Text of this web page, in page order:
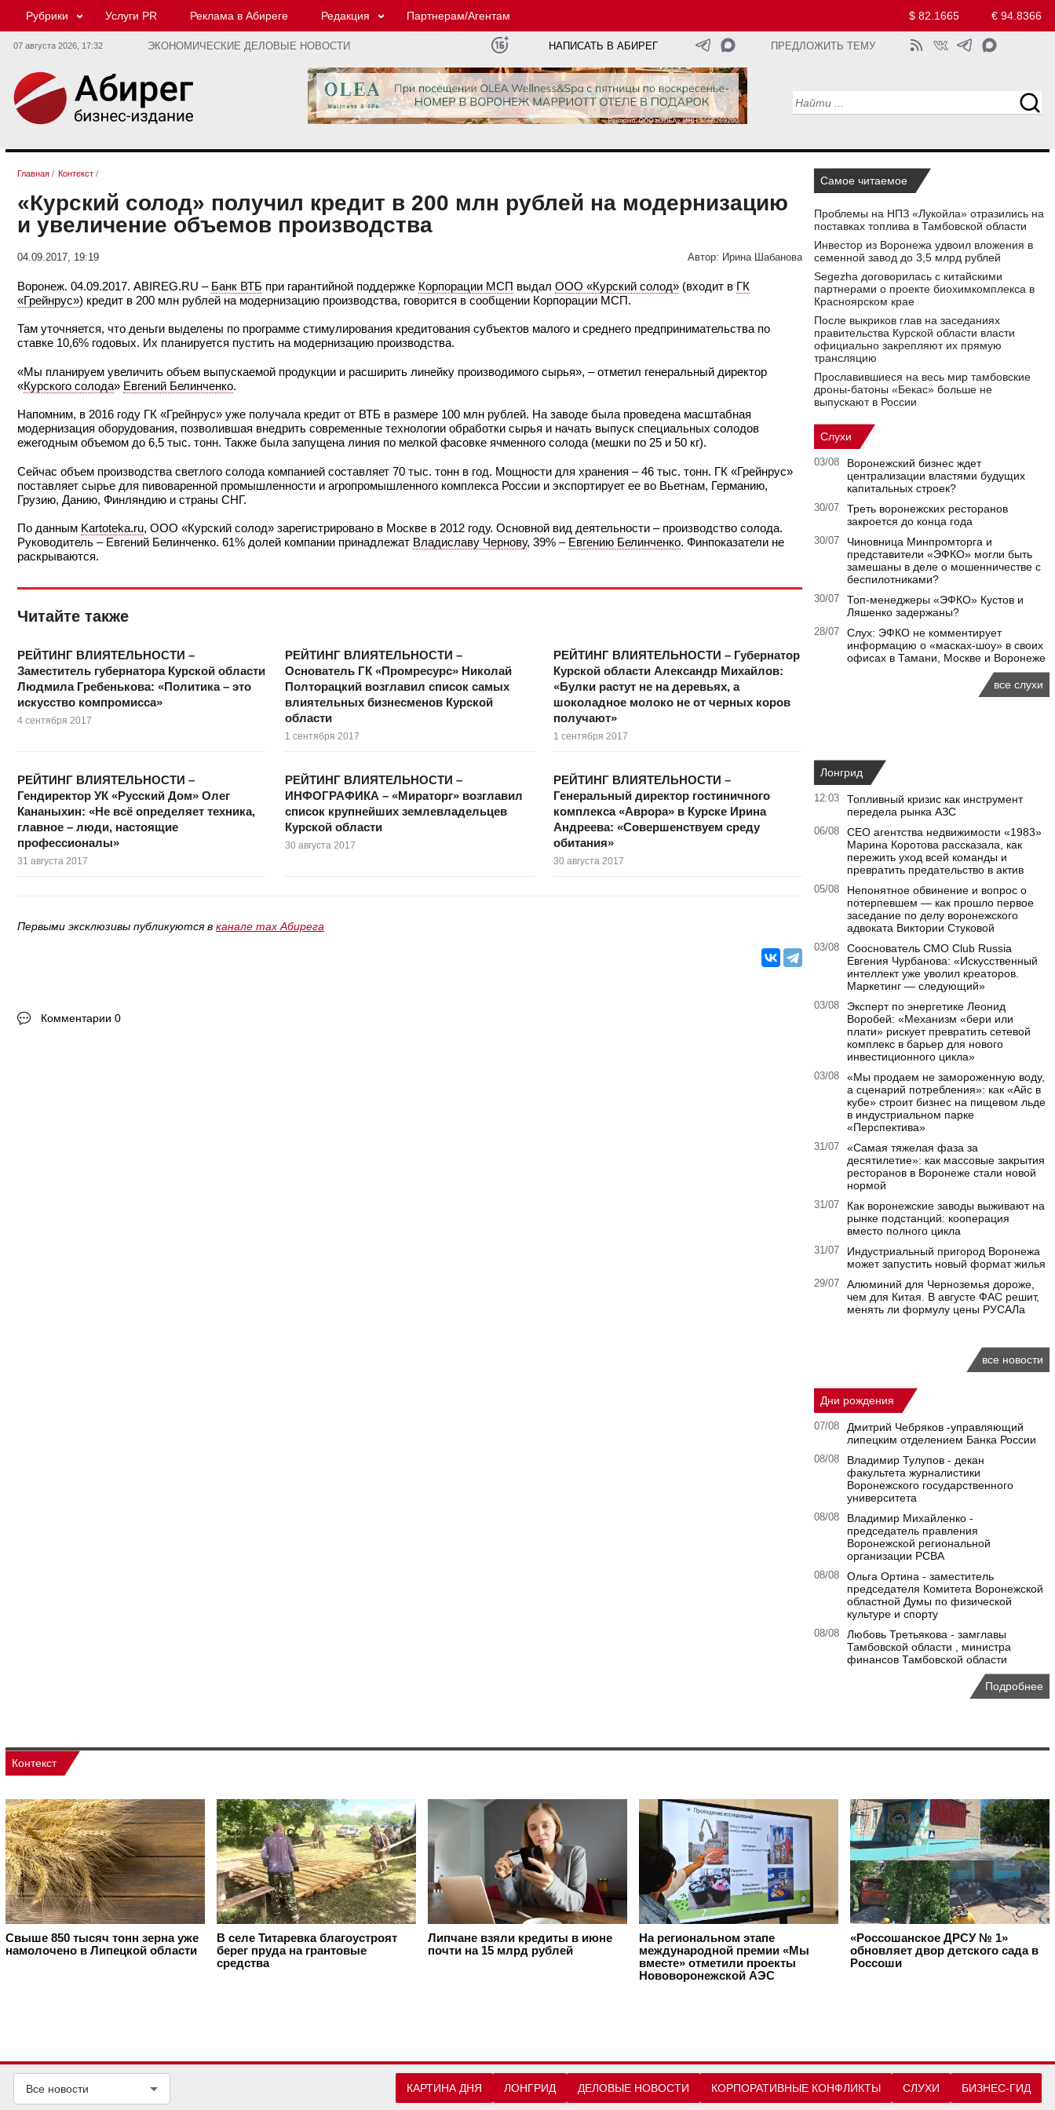
Рубрики Услуги PR Реклама в Абиреге Редакция Партнерам/Агентам $ 82.1665 € 94.8366
07 августа 2026, 17:32 ЭКОНОМИЧЕСКИЕ ДЕЛОВЫЕ НОВОСТИ НАПИСАТЬ В АБИРЕГ ПРЕДЛОЖИТЬ ТЕМУ
Главная / Контекст /
«Курский солод» получил кредит в 200 млн рублей на модернизацию
и увеличение объемов производства
04.09.2017, 19:19 Автор: Ирина Шабанова
Воронеж. 04.09.2017. ABIREG.RU – Банк ВТБ при гарантийной поддержке Корпорации МСП выдал ООО «Курский солод» (входит в ГК
«Грейнрус») кредит в 200 млн рублей на модернизацию производства, говорится в сообщении Корпорации МСП.
Там уточняется, что деньги выделены по программе стимулирования кредитования субъектов малого и среднего предпринимательства по
ставке 10,6% годовых. Их планируется пустить на модернизацию производства.
«Мы планируем увеличить объем выпускаемой продукции и расширить линейку производимого сырья», – отметил генеральный директор
«Курского солода» Евгений Белинченко.
Напомним, в 2016 году ГК «Грейнрус» уже получала кредит от ВТБ в размере 100 млн рублей. На заводе была проведена масштабная
модернизация оборудования, позволившая внедрить современные технологии обработки сырья и начать выпуск специальных солодов
ежегодным объемом до 6,5 тыс. тонн. Также была запущена линия по мелкой фасовке ячменного солода (мешки по 25 и 50 кг).
Сейчас объем производства светлого солода компанией составляет 70 тыс. тонн в год. Мощности для хранения – 46 тыс. тонн. ГК «Грейнрус»
поставляет сырье для пивоваренной промышленности и агропромышленного комплекса России и экспортирует ее во Вьетнам, Германию,
Грузию, Данию, Финляндию и страны СНГ.
По данным Kartoteka.ru, ООО «Курский солод» зарегистрировано в Москве в 2012 году. Основной вид деятельности – производство солода.
Руководитель – Евгений Белинченко. 61% долей компании принадлежат Владиславу Чернову, 39% – Евгению Белинченко. Финпоказатели не
раскрываются.
Читайте также
РЕЙТИНГ ВЛИЯТЕЛЬНОСТИ –
Заместитель губернатора Курской области
Людмила Гребенькова: «Политика – это
искусство компромисса»
4 сентября 2017
РЕЙТИНГ ВЛИЯТЕЛЬНОСТИ –
Основатель ГК «Промресурс» Николай
Полторацкий возглавил список самых
влиятельных бизнесменов Курской
области
1 сентября 2017
РЕЙТИНГ ВЛИЯТЕЛЬНОСТИ – Губернатор
Курской области Александр Михайлов:
«Булки растут не на деревьях, а
шоколадное молоко не от черных коров
получают»
1 сентября 2017
РЕЙТИНГ ВЛИЯТЕЛЬНОСТИ –
Гендиректор УК «Русский Дом» Олег
Кананыхин: «Не всё определяет техника,
главное – люди, настоящие
профессионалы»
31 августа 2017
РЕЙТИНГ ВЛИЯТЕЛЬНОСТИ –
ИНФОГРАФИКА – «Мираторг» возглавил
список крупнейших землевладельцев
Курской области
30 августа 2017
РЕЙТИНГ ВЛИЯТЕЛЬНОСТИ –
Генеральный директор гостиничного
комплекса «Аврора» в Курске Ирина
Андреева: «Совершенствуем среду
обитания»
30 августа 2017
Первыми эксклюзивы публикуются в канале max Абирега
Комментарии 0
Самое читаемое
Проблемы на НПЗ «Лукойла» отразились на
поставках топлива в Тамбовской области
Инвестор из Воронежа удвоил вложения в
семенной завод до 3,5 млрд рублей
Segezha договорилась с китайскими
партнерами о проекте биохимкомплекса в
Красноярском крае
После выкриков глав на заседаниях
правительства Курской области власти
официально закрепляют их прямую
трансляцию
Прославившиеся на весь мир тамбовские
дроны-батоны «Бекас» больше не
выпускают в России
Слухи
03/08
Воронежский бизнес ждет
централизации властями будущих
капитальных строек?
30/07
Треть воронежских ресторанов
закроется до конца года
30/07
Чиновница Минпромторга и
представители «ЭФКО» могли быть
замешаны в деле о мошенничестве с
беспилотниками?
30/07
Топ-менеджеры «ЭФКО» Кустов и
Ляшенко задержаны?
28/07
Слух: ЭФКО не комментирует
информацию о «масках-шоу» в своих
офисах в Тамани, Москве и Воронеже
все слухи
Лонгрид
12:03
Топливный кризис как инструмент
передела рынка АЗС
06/08
CEO агентства недвижимости «1983»
Марина Коротова рассказала, как
пережить уход всей команды и
превратить предательство в актив
05/08
Непонятное обвинение и вопрос о
потерпевшем — как прошло первое
заседание по делу воронежского
адвоката Виктории Стуковой
03/08
Сооснователь CMO Club Russia
Евгения Чурбанова: «Искусственный
интеллект уже уволил креаторов.
Маркетинг — следующий»
03/08
Эксперт по энергетике Леонид
Воробей: «Механизм «бери или
плати» рискует превратить сетевой
комплекс в барьер для нового
инвестиционного цикла»
03/08
«Мы продаем не замороженную воду,
а сценарий потребления»: как «Айс в
кубе» строит бизнес на пищевом льде
в индустриальном парке
«Перспектива»
31/07
«Самая тяжелая фаза за
десятилетие»: как массовые закрытия
ресторанов в Воронеже стали новой
нормой
31/07
Как воронежские заводы выживают на
рынке подстанций: кооперация
вместо полного цикла
31/07
Индустриальный пригород Воронежа
может запустить новый формат жилья
29/07
Алюминий для Черноземья дороже,
чем для Китая. В августе ФАС решит,
менять ли формулу цены РУСАЛа
все новости
Дни рождения
07/08
Дмитрий Чебряков -управляющий
липецким отделением Банка России
08/08
Владимир Тулупов - декан
факультета журналистики
Воронежского государственного
университета
08/08
Владимир Михайленко -
председатель правления
Воронежской региональной
организации РСВА
08/08
Ольга Ортина - заместитель
председателя Комитета Воронежской
областной Думы по физической
культуре и спорту
08/08
Любовь Третьякова - замглавы
Тамбовской области , министра
финансов Тамбовской области
Подробнее
Контекст
Свыше 850 тысяч тонн зерна уже
намолочено в Липецкой области
В селе Титаревка благоустроят
берег пруда на грантовые
средства
Липчане взяли кредиты в июне
почти на 15 млрд рублей
На региональном этапе
международной премии «Мы
вместе» отметили проекты
Нововоронежской АЭС
«Россошанское ДРСУ № 1»
обновляет двор детского сада в
Россоши
Все новости КАРТИНА ДНЯ ЛОНГРИД ДЕЛОВЫЕ НОВОСТИ КОРПОРАТИВНЫЕ КОНФЛИКТЫ СЛУХИ БИЗНЕС-ГИД